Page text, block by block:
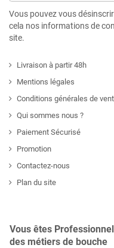
Vous pouvez vous
cela nos informations de
site.
Livraison à partir 48h
Mentions légales
Conditions générales de
Qui sommes nous ?
Paiement Sécurisé
Promotion
Contactez-nous
Plan du site
Vous êtes Professionnel
des métiers de bouche